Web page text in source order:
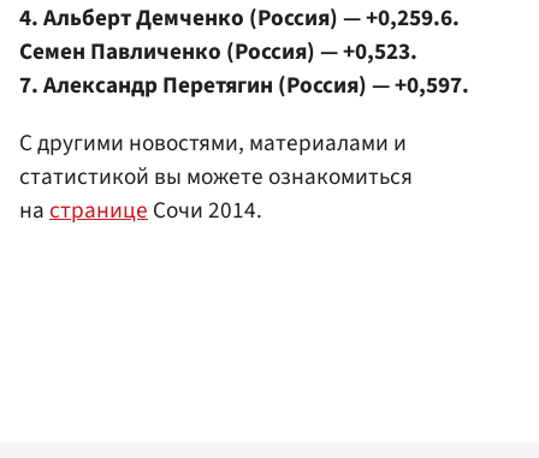
4. Альберт Демченко (Россия) — +0,259.6.
Семен Павличенко (Россия) — +0,523.
7.Александр Перетягин (Россия) — +0,597.
С другими новостями, материалами и
статистикой вы можете ознакомиться
настраницеСочи 2014.